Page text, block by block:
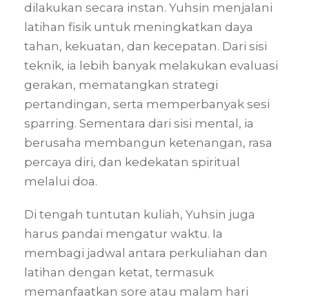
dilakukan secara instan. Yuhsin menjalani
latihan fisik untuk meningkatkan daya
tahan, kekuatan, dan kecepatan. Dari sisi
teknik, ia lebih banyak melakukan evaluasi
gerakan, mematangkan strategi
pertandingan, serta memperbanyak sesi
sparring. Sementara dari sisi mental, ia
berusaha membangun ketenangan, rasa
percaya diri, dan kedekatan spiritual
melalui doa.
Di tengah tuntutan kuliah, Yuhsin juga
harus pandai mengatur waktu. Ia
membagi jadwal antara perkuliahan dan
latihan dengan ketat, termasuk
memanfaatkan sore atau malam hari